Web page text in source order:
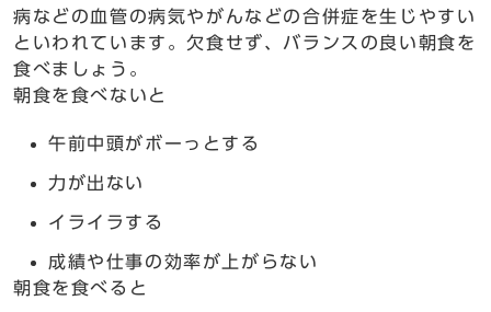
病などの血管の病気やがんなどの合併症を生じやすい
といわれています。欠食せず、バランスの良い朝食を
食べましょう。
朝食を食べないと
午前中頭がボーっとする
力が出ない
イライラする
成績や仕事の効率が上がらない
朝食を食べると